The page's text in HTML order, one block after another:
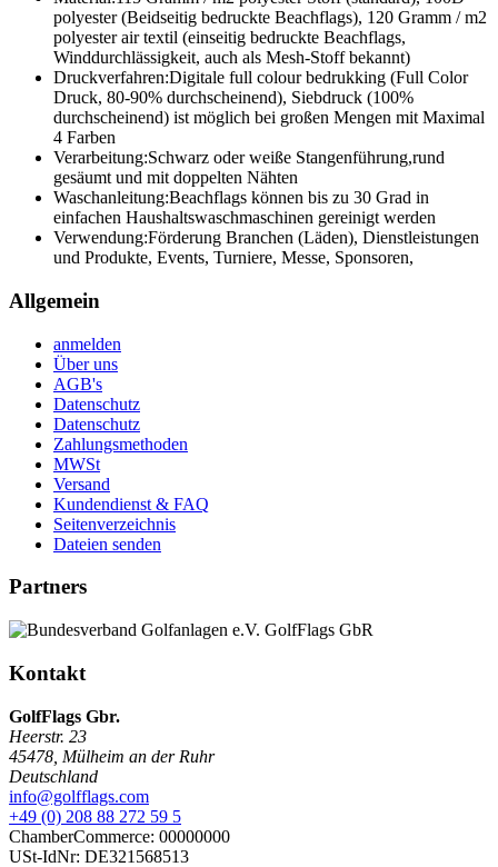
polyester (Beidseitig bedruckte Beachflags), 120 Gramm / m2
polyester air textil (einseitig bedruckte Beachflags,
Winddurchlässigkeit, auch als Mesh-Stoff bekannt)
Druckverfahren:Digitale full colour bedrukking (Full Color
Druck, 80-90% durchscheinend), Siebdruck (100%
durchscheinend) ist möglich bei großen Mengen mit Maximal
4 Farben
Verarbeitung:Schwarz oder weiße Stangenführung,rund
gesäumt und mit doppelten Nähten
Waschanleitung:Beachflags können bis zu 30 Grad in
einfachen Haushaltswaschmaschinen gereinigt werden
Verwendung:Förderung Branchen (Läden), Dienstleistungen
und Produkte, Events, Turniere, Messe, Sponsoren,
Allgemein
anmelden
Über uns
AGB's
Datenschutz
Datenschutz
Zahlungsmethoden
MWSt
Versand
Kundendienst & FAQ
Seitenverzeichnis
Dateien senden
Partners
Kontakt
GolfFlags Gbr.
Heerstr. 23
45478 Mülheim an der Ruhr
Deutschland
info@golfflags.com
+49 (0) 208 88 272 59 5
ChamberCommerce: 00000000
USt-IdNr: DE321568513